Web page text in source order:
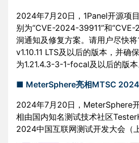
2024年7月20日，1Panel开源项
别为“CVE-2024-39911”和
洞通知及修复方案。请用户尽快
v1.10.11 LTS及以后的版本，并确
为1.21.4.3-3-1-focal及以后的版本
■ MeterSphere亮相MTSC
2024年7月20日，MeterSphere
相由国内知名测试技术社区
2024中国互联网测试开发大会（